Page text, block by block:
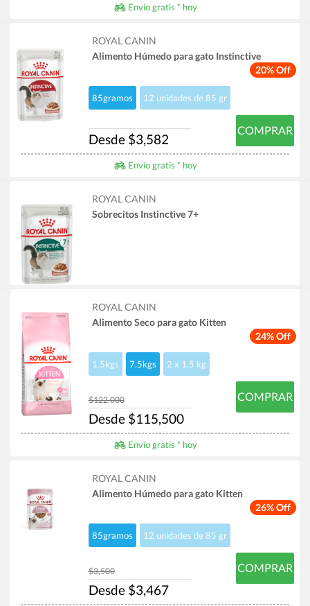
Envío gratis * hoy
20% Off
ROYAL CANIN
Alimento Húmedo para gato Instinctive
85gramos 12 unidades de 85 gr
Desde $3,582
COMPRAR
Envío gratis * hoy
ROYAL CANIN
Sobrecitos Instinctive 7+
24% Off
ROYAL CANIN
Alimento Seco para gato Kitten
1.5kgs 7.5kgs 2 x 1.5 kg
$122,000
Desde $115,500
COMPRAR
Envío gratis * hoy
26% Off
ROYAL CANIN
Alimento Húmedo para gato Kitten
85gramos 12 unidades de 85 gr
$3,500
Desde $3,467
COMPRAR